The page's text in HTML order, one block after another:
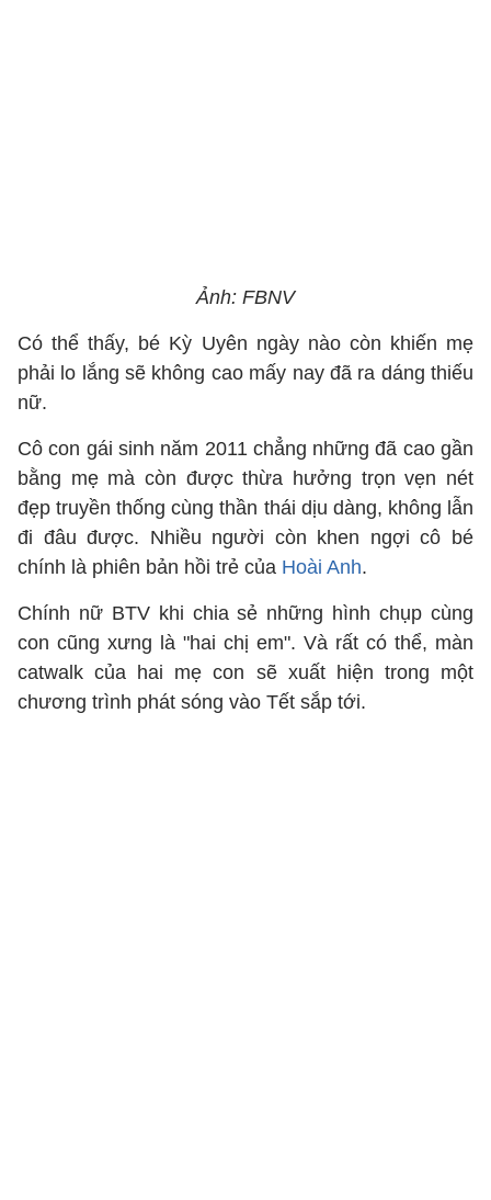
Ảnh: FBNV
Có thể thấy, bé Kỳ Uyên ngày nào còn khiến mẹ
phải lo lắng sẽ không cao mấy nay đã ra dáng thiếu
nữ.
Cô con gái sinh năm 2011 chẳng những đã cao gần
bằng mẹ mà còn được thừa hưởng trọn vẹn nét
đẹp truyền thống cùng thần thái dịu dàng, không lẫn
đi đâu được. Nhiều người còn khen ngợi cô bé
chính là phiên bản hồi trẻ của Hoài Anh.
Chính nữ BTV khi chia sẻ những hình chụp cùng
con cũng xưng là "hai chị em". Và rất có thể, màn
catwalk của hai mẹ con sẽ xuất hiện trong một
chương trình phát sóng vào Tết sắp tới.